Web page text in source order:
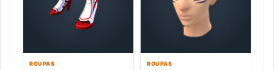
ROUPAS ROUPAS